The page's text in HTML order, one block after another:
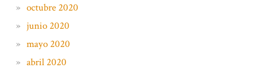
octubre 2020
junio 2020
mayo 2020
abril 2020